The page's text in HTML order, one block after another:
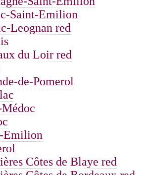
Saint-Emilion
Leognan red
du Loir red
de-Pomerol
Emilion
Côtes de Blaye red